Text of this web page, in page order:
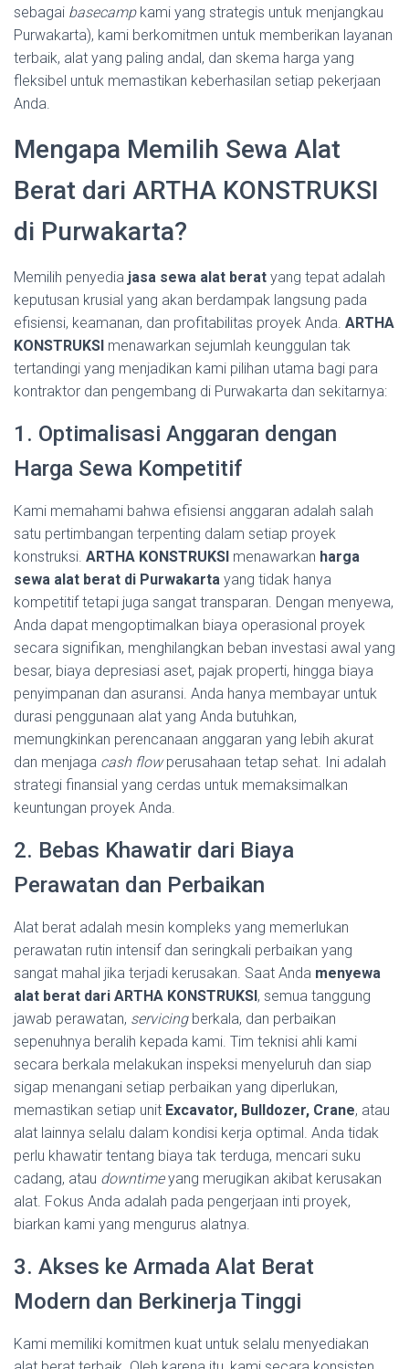
sebagai basecampkami yang strategis untuk menjangkau
Purwakarta), kami berkomitmen untuk memberikan layanan
terbaik, alat yang paling andal, dan skema harga yang
fleksibel untuk memastikan keberhasilan setiap pekerjaan
Anda.
Mengapa Memilih Sewa Alat
Berat dari ARTHA KONSTRUKSI
di Purwakarta?
Memilih penyedia jasa sewa alat berat yang tepat adalah
keputusan krusial yang akan berdampak langsung pada
efisiensi, keamanan, dan profitabilitas proyek Anda. ARTHA
KONSTRUKSI menawarkan sejumlah keunggulan tak
tertandingi yang menjadikan kami pilihan utama bagi para
kontraktor dan pengembang di Purwakarta dan sekitarnya:
1. Optimalisasi Anggaran dengan
Harga Sewa Kompetitif
Kami memahami bahwa efisiensi anggaran adalah salah
satu pertimbangan terpenting dalam setiap proyek
konstruksi. ARTHA KONSTRUKSI menawarkan harga
sewa alat berat di Purwakarta yang tidak hanya
kompetitif tetapi juga sangat transparan. Dengan menyewa,
Anda dapat mengoptimalkan biaya operasional proyek
secara signifikan, menghilangkan beban investasi awal yang
besar, biaya depresiasi aset, pajak properti, hingga biaya
penyimpanan dan asuransi. Anda hanya membayar untuk
durasi penggunaan alat yang Anda butuhkan,
memungkinkan perencanaan anggaran yang lebih akurat
dan menjaga cash flowperusahaan tetap sehat. Ini adalah
strategi finansial yang cerdas untuk memaksimalkan
keuntungan proyek Anda.
2. Bebas Khawatir dari Biaya
Perawatan dan Perbaikan
Alat berat adalah mesin kompleks yang memerlukan
perawatan rutin intensif dan seringkali perbaikan yang
sangat mahal jika terjadi kerusakan. Saat Anda menyewa
alat berat dari ARTHA KONSTRUKSI , semua tanggung
jawab perawatan, servicingberkala, dan perbaikan
sepenuhnya beralih kepada kami. Tim teknisi ahli kami
secara berkala melakukan inspeksi menyeluruh dan siap
sigap menangani setiap perbaikan yang diperlukan,
memastikan setiap unit Excavator, Bulldozer, Crane, atau
alat lainnya selalu dalam kondisi kerja optimal. Anda tidak
perlu khawatir tentang biaya tak terduga, mencari suku
cadang, atau downtimeyang merugikan akibat kerusakan
alat. Fokus Anda adalah pada pengerjaan inti proyek,
biarkan kami yang mengurus alatnya.
3. Akses ke Armada Alat Berat
Modern dan Berkinerja Tinggi
Kami memiliki komitmen kuat untuk selalu menyediakan